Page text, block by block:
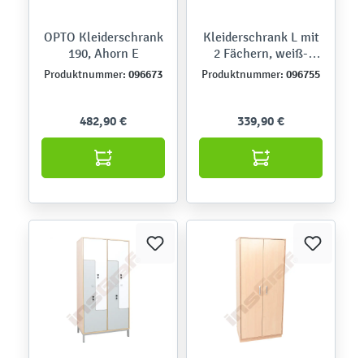
OPTO Kleiderschrank
190, Ahorn E
Produktnummer: 096673
482,90 €
Kleiderschrank L mit
2 Fächern, weiß-
graue Türen
Produktnummer: 096755
339,90 €